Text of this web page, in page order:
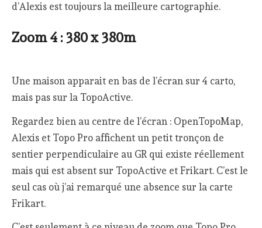
d’Alexis est toujours la meilleure cartographie.
Zoom 4 : 380 x 380m
Une maison apparait en bas de l’écran sur 4 carto,
mais pas sur la TopoActive.
Regardez bien au centre de l’écran : OpenTopoMap,
Alexis et Topo Pro affichent un petit tronçon de
sentier perpendiculaire au GR qui existe réellement
mais qui est absent sur TopoActive et Frikart. C’est le
seul cas où j’ai remarqué une absence sur la carte
Frikart.